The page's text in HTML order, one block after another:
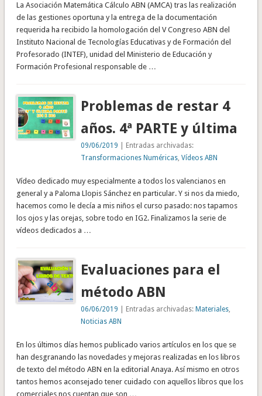
La Asociación Matemática Cálculo ABN (AMCA) tras las realización
de las gestiones oportuna y la entrega de la documentación
requerida ha recibido la homologación del V Congreso ABN del
Instituto Nacional de Tecnologías Educativas y de Formación del
Profesorado (INTEF), unidad del Ministerio de Educación y
Formación Profesional responsable de …
Problemas de restar 4
años. 4ª PARTE y última
09/06/2019 | Entradas archivadas:
Transformaciones Numéricas,Vídeos ABN
Vídeo dedicado muy especialmente a todos los valencianos en
general y a Paloma Llopis Sánchez en particular. Y si nos da miedo,
hacemos como le decía a mis niños el curso pasado: nos tapamos
los ojos y las orejas, sobre todo en IG2. Finalizamos la serie de
vídeos dedicados a …
Evaluaciones para el
método ABN
06/06/2019 | Entradas archivadas: Materiales,
Noticias ABN
En los últimos días hemos publicado varios artículos en los que se
han desgranando las novedades y mejoras realizadas en los libros
de texto del método ABN en la editorial Anaya. Así mismo en otros
tantos hemos aconsejado tener cuidado con aquellos libros que los
comerciales nos cuentan que son …